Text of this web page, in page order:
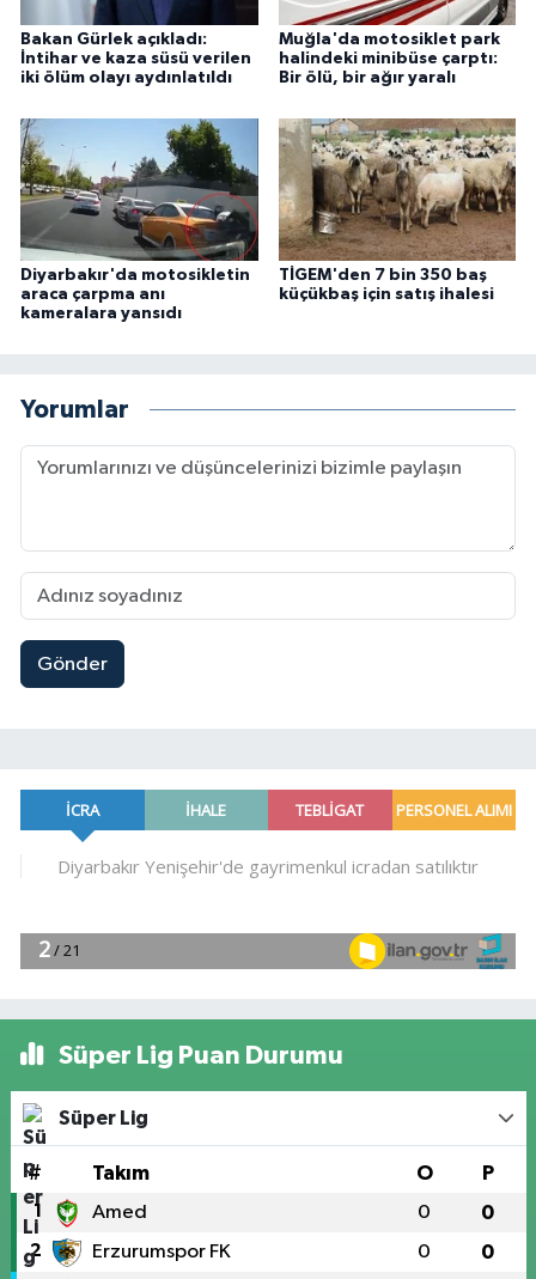
Bakan Gürlek açıkladı:
İntihar ve kaza süsü verilen
iki ölüm olayı aydınlatıldı
Muğla'da motosiklet park
halindeki minibüse çarptı:
Bir ölü, bir ağır yaralı
Diyarbakır'da motosikletin
araca çarpma anı
kameralara yansıdı
TİGEM'den 7 bin 350 baş
küçükbaş için satış ihalesi
Yorumlar
Gönder
Süper Lig Puan Durumu
Süper Lig
# Takım O P
1 Amed 0 0
2 Erzurumspor FK 0 0